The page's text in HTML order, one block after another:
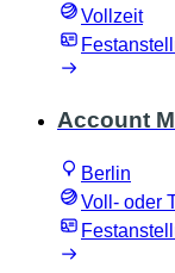
Vollzeit
Account
Berlin
Voll- oder